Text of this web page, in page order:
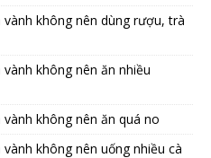
không nên dùng rượu, trà
không nên ăn nhiều
không nên ăn quá no
không nên uống nhiều cà